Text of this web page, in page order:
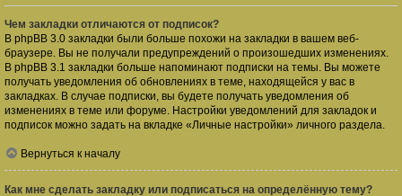
Чем закладки отличаются от подписок?
В phpBB 3.0 закладки были больше похожи на закладки в вашем веб-
браузере. Вы не получали предупреждений о произошедших изменениях.
В phpBB 3.1 закладки больше напоминают подписки на темы. Вы можете
получать уведомления об обновлениях в теме, находящейся у вас в
закладках. В случае подписки, вы будете получать уведомления об
изменениях в теме или форуме. Настройки уведомлений для закладок и
подписок можно задать на вкладке «Личные настройки» личного раздела.
Вернуться к началу
Как мне сделать закладку или подписаться на определённую тему?